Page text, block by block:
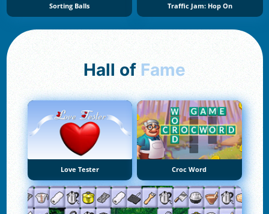
Sorting Balls Traffic Jam: Hop On
Hall of Fame
Love Tester Croc Word